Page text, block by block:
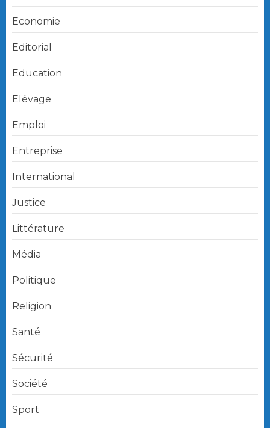
Economie
Editorial
Education
Elévage
Emploi
Entreprise
International
Justice
Littérature
Média
Politique
Religion
Santé
Sécurité
Société
Sport